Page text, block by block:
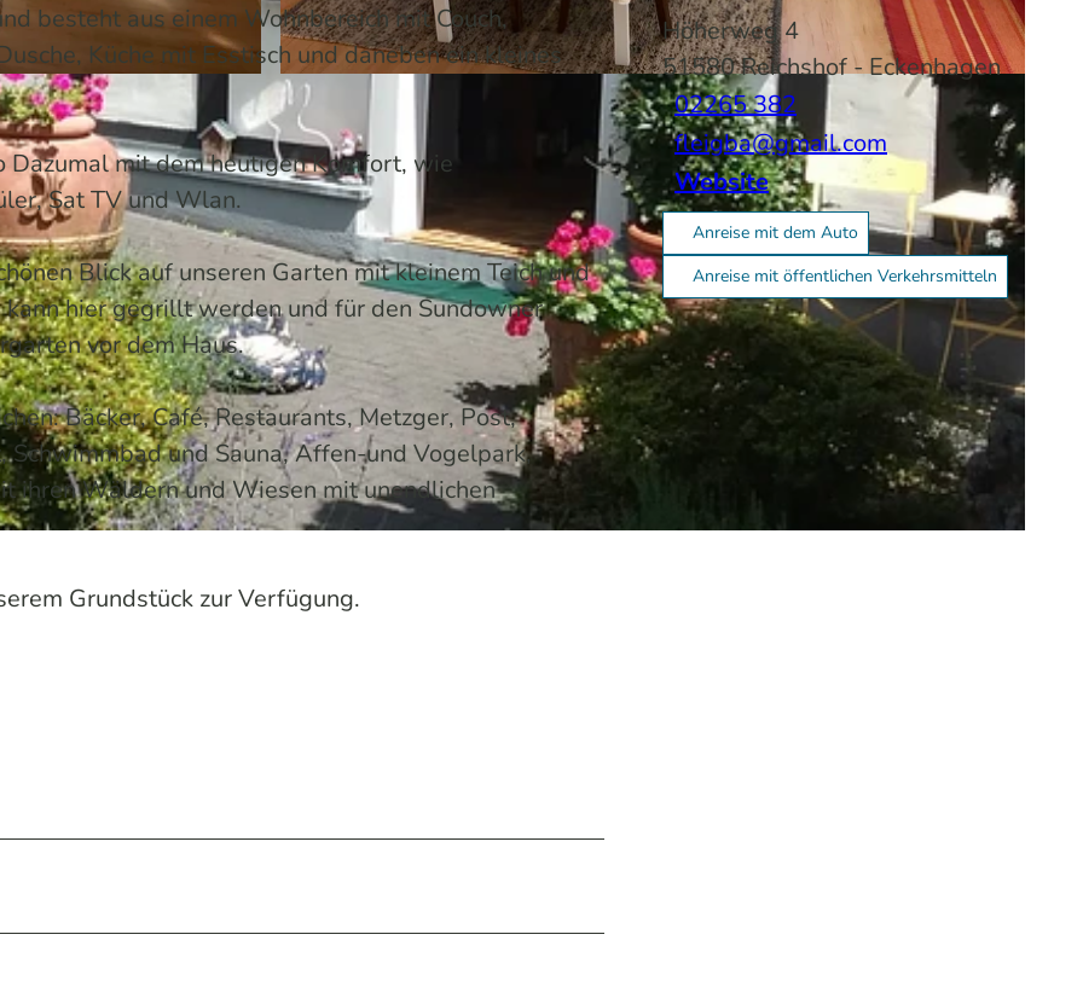
I
M
G
_
2
8
7
8
.
j
p
g
besteht aus einem Wohnbereich mit Couch,
Küche mit Esstisch und daneben ein kleines
mit dem heutigen Komfort, wie
Sat TV und Wlan.
Blick auf unseren Garten mit kleinem Teich und
hier gegrillt werden und für den Sundowner
vor dem Haus.
Bäcker, Café, Restaurants, Metzger, Post,
und Sauna, Affen-und Vogelpark,
ihren Wäldern und Wiesen mit unendlichen
Grundstück zur Verfügung.
Höherweg 4
51580Reichshof- Eckenhagen
02265 382
fleigba@gmail.com
Website
Anreise mit dem Auto
Anreise mit öffentlichen Verkehrsmitteln